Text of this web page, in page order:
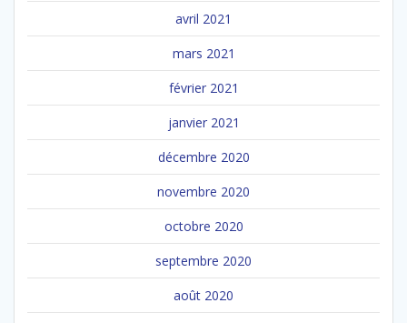
avril 2021
mars 2021
février 2021
janvier 2021
décembre 2020
novembre 2020
octobre 2020
septembre 2020
août 2020